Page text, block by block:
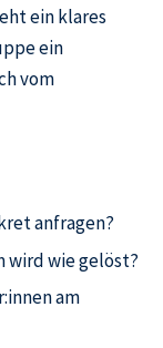
ein klares
ein
vom
anfragen?
wird wie gelöst?
am